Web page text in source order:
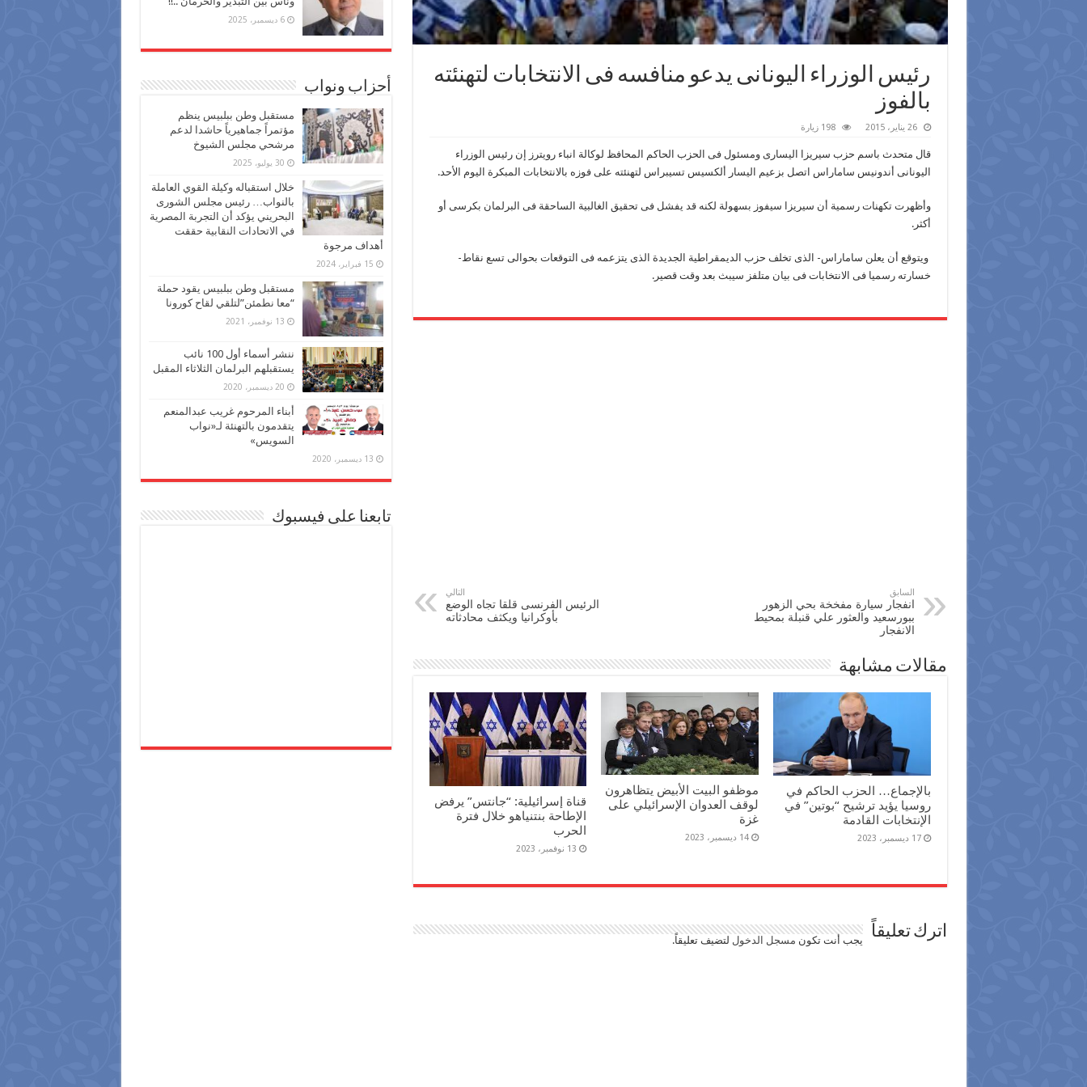
رئيس الوزراء اليونانى يدعو منافسه فى الانتخابات لتهنئته
بالفوز
26 يناير، 2015 198 زيارة
قال متحدث باسم حزب سيريزا اليسارى ومسئول فى الحزب الحاكم المحافظ لوكالة انباء رويترز إن رئيس الوزراء
اليونانى أندونيس ساماراس اتصل بزعيم اليسار ألكسيس تسيبراس لتهنئته على فوزه بالانتخابات المبكرة اليوم الأحد.
وأظهرت تكهنات رسمية أن سيريزا سيفوز بسهولة لكنه قد يفشل فى تحقيق الغالبية الساحقة فى البرلمان بكرسى أو
أكثر.
ويتوقع أن يعلن ساماراس- الذى تخلف حزب الديمقراطية الجديدة الذى يتزعمه فى التوقعات بحوالى تسع نقاط-
خسارته رسميا فى الانتخابات فى بيان متلفز سيبث بعد وقت قصير.
السابق
انفجار سيارة مفخخة بحي الزهور
ببورسعيد والعثور علي قنبلة بمحيط
الانفجار
التالي
الرئيس الفرنسى قلقا تجاه الوضع
بأوكرانيا ويكثف محادثاته
مقالات مشابهة
بالإجماع… الحزب الحاكم في
روسيا يؤيد ترشيح “بوتين” في
الإنتخابات القادمة
17 ديسمبر، 2023
موظفو البيت الأبيض يتظاهرون
لوقف العدوان الإسرائيلي على
غزة
14 ديسمبر، 2023
قناة إسرائيلية: “جانتس” يرفض
الإطاحة بنتنياهو خلال فترة
الحرب
13 نوفمبر، 2023
اترك تعليقاً يجب أنت تكون مسجل الدخول لتضيف تعليقاً.
6 ديسمبر، 2025
أحزاب ونواب
مستقبل وطن ببلبيس ينظم
مؤتمراً جماهيرياً حاشدا لدعم
مرشحي مجلس الشيوخ
30 يوليو، 2025
خلال استقباله وكيلة القوي العاملة
بالنواب… رئيس مجلس الشورى
البحريني يؤكد أن التجربة المصرية
في الاتحادات النقابية حققت
أهداف مرجوة
15 فبراير، 2024
مستقبل وطن ببلبيس يقود حملة
“معا نطمئن”لتلقي لقاح كورونا
13 نوفمبر، 2021
ننشر أسماء أول 100 نائب
يستقبلهم البرلمان الثلاثاء المقبل
20 ديسمبر، 2020
أبناء المرحوم غريب عبدالمنعم
يتقدمون بالتهنئة لـ«نواب
السويس»
13 ديسمبر، 2020
تابعنا على فيسبوك